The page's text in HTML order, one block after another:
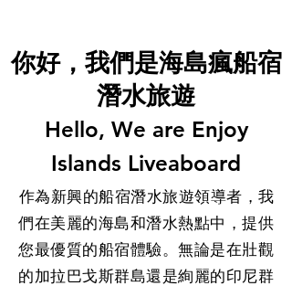
你好，我們是海島瘋船宿
潛水旅遊
Hello, We are Enjoy
Islands Liveaboard
​作為新興的船宿潛水旅遊領導者，我
們在美麗的海島和潛水熱點中，提供
您最優質的船宿體驗。無論是在壯觀
的加拉巴戈斯群島還是絢麗的印尼群